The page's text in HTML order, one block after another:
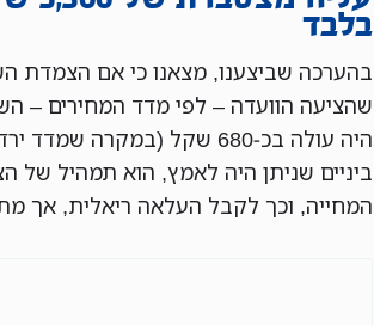
בלבד
בהערכה שביצענו, מצאנו כי אם הצמדת
היה עולה בכ-680 שקל
ביניים שניתן היה לאמץ, הוא תמהיל של
המחייה, וכך לקבל העלאה ריאלית, אך